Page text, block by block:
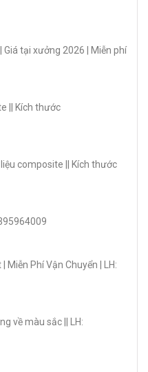
Giá tại xưởng 2026 | Miễn phí
|| Kích thước
composite || Kích thước
Miễn Phí Vận Chuyển | LH:
về màu sắc || LH: